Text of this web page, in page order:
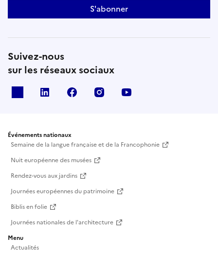
S'abonner
Suivez-nous
sur les réseaux sociaux
Linkedin Facebook Instagram
Événements nationaux
Semaine de la langue française et de la Francophonie
Nuit européenne des musées
Rendez-vous aux jardins
Journées européennes du patrimoine
Biblis en folie
Journées nationales de l'architecture
Menu
Actualités